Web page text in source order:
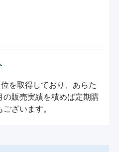
を取得しており、あらた
の販売実績を積めば定期購
ざいます。